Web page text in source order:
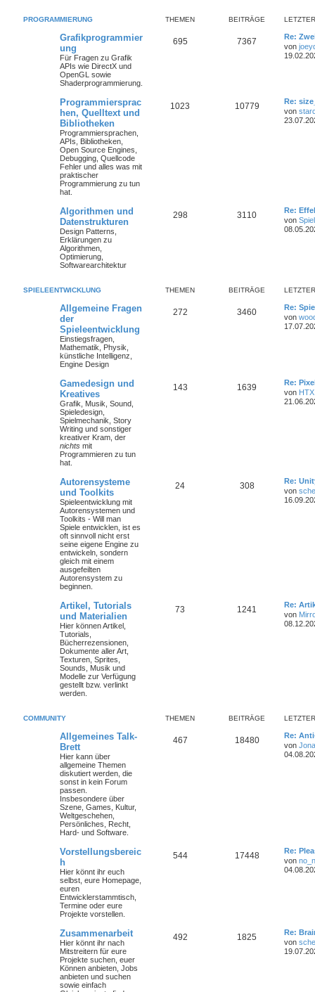
PROGRAMMIERUNG THEMEN BEITRÄGE
Grafikprogrammier
ung
Für Fragen zu Grafik
APIs wie DirectX und
OpenGL sowie
Shaderprogrammierung.
695 7367
Re:
von
Programmiersprac
hen, Quelltext und
Bibliotheken
Programmiersprachen,
APIs, Bibliotheken,
Open Source Engines,
Debugging, Quellcode
Fehler und alles was mit
praktischer
Programmierung zu tun
hat.
1023 10779
Re:
von
Algorithmen und
Datenstrukturen
Design Patterns,
Erklärungen zu
Algorithmen,
Optimierung,
Softwarearchitektur
298 3110
Re:
von
SPIELEENTWICKLUNG THEMEN BEITRÄGE
Allgemeine Fragen
der
Spieleentwicklung
Einstiegsfragen,
Mathematik, Physik,
künstliche Intelligenz,
Engine Design
272 3460
Re:
von
Gamedesign und
Kreatives
Grafik, Musik, Sound,
Spieledesign,
Spielmechanik, Story
Writing und sonstiger
kreativer Kram, der
nichts mit
Programmieren zu tun
hat.
143 1639
Re:
von HTX
Autorensysteme
und Toolkits
Spieleentwicklung mit
Autorensystemen und
Toolkits - Will man
Spiele entwicklen, ist es
oft sinnvoll nicht erst
seine eigene Engine zu
entwickeln, sondern
gleich mit einem
ausgefeilten
Autorensystem zu
beginnen.
24 308
Re:
von
Artikel, Tutorials
und Materialien
Hier können Artikel,
Tutorials,
Bücherrezensionen,
Dokumente aller Art,
Texturen, Sprites,
Sounds, Musik und
Modelle zur Verfügung
gestellt bzw. verlinkt
werden.
73 1241
Re:
von
COMMUNITY THEMEN BEITRÄGE
Allgemeines Talk-
Brett
Hier kann über
allgemeine Themen
diskutiert werden, die
sonst in kein Forum
passen.
Insbesondere über
Szene, Games, Kultur,
Weltgeschehen,
Persönliches, Recht,
Hard- und Software.
467 18480
Re:
von
Vorstellungsbereic
h
Hier könnt ihr euch
selbst, eure Homepage,
euren
Entwicklerstammtisch,
Termine oder eure
Projekte vorstellen.
544 17448
Re:
von
Zusammenarbeit
Hier könnt ihr nach
Mitstreitern für eure
Projekte suchen, euer
Können anbieten, Jobs
anbieten und suchen
sowie einfach
492 1825
Re:
von